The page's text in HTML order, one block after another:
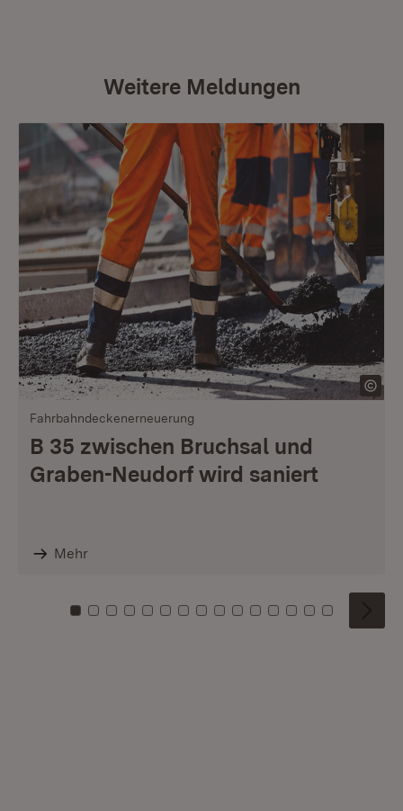
Weitere Meldungen
Fahrbahndeckenerneuerung
B 35 zwischen Bruchsal und
Graben-Neudorf wird saniert
Mehr
Zu Kachel: 0
Zu Kachel: 1
Zu Kachel: 2
Zu Kachel: 3
Zu Kachel: 4
Zu Kachel: 5
Zu Kachel: 6
Zu Kachel: 7
Zu Kachel: 8
Zu Kachel: 9
Zu Kachel: 10
Zu Kachel: 11
Zu Kachel: 12
Zu Kachel:
Zu